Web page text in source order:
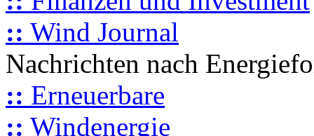
:: Wind Journal
Nachrichten nach
:: Erneuerbare
:: Windenergie